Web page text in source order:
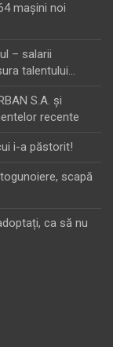
maşini noi
– salarii
talentului…
S.A. şi
recente
i-a păstorit!
scapă
ca să nu